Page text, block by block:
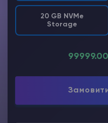
Інші Ігри
20 GB NVMe
Storage